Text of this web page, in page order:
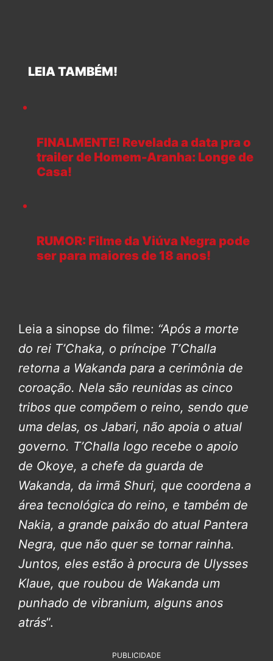
LEIA TAMBÉM!
FINALMENTE! Revelada a data pra o
trailer de Homem-Aranha: Longe de
Casa!
RUMOR: Filme da Viúva Negra pode
ser para maiores de 18 anos!
Leia a sinopse do filme: “Após a morte
do rei T’Chaka, o príncipe T’Challa
retorna a Wakanda para a cerimônia de
coroação. Nela são reunidas as cinco
tribos que compõem o reino, sendo que
uma delas, os Jabari, não apoia o atual
governo. T’Challa logo recebe o apoio
de Okoye, a chefe da guarda de
Wakanda, da irmã Shuri, que coordena a
área tecnológica do reino, e também de
Nakia, a grande paixão do atual Pantera
Negra, que não quer se tornar rainha.
Juntos, eles estão à procura de Ulysses
Klaue, que roubou de Wakanda um
punhado de vibranium, alguns anos
atrás”.
PUBLICIDADE